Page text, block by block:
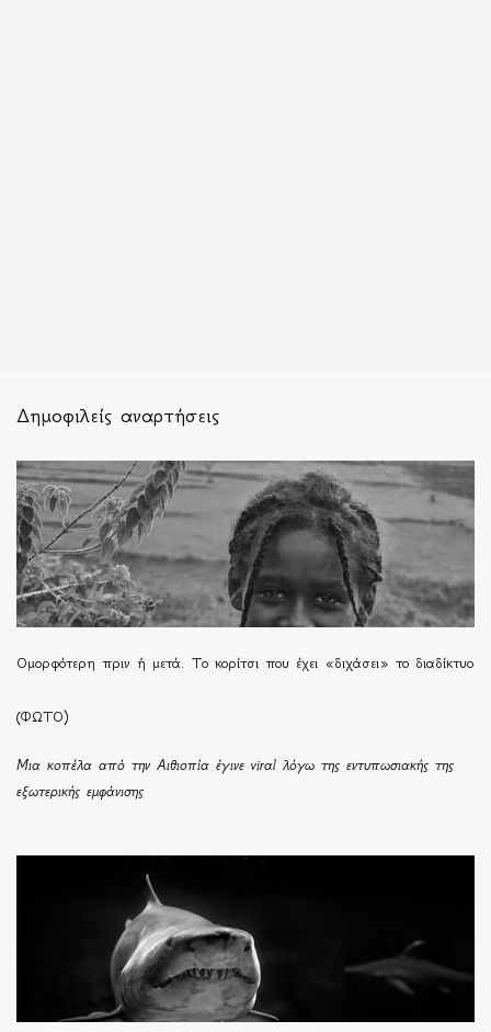
Δημοφιλείς αναρτήσεις
Ομορφότερη πριν ή μετά. Το κορίτσι που έχει «διχάσει» το διαδίκτυο
(ΦΩΤΟ)
Μια κοπέλα από την Αιθιοπία έγινε viral λόγω της εντυπωσιακής της
εξωτερικής εμφάνισης